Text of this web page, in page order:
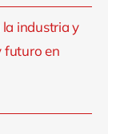
industria y
futuro en